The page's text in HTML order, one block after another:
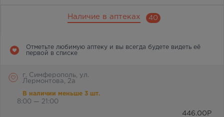
Наличие в аптеках 40
Отметьте любимую аптеку и вы всегда будете видеть её
первой в списке
г. Симферополь, ул.
Лермонтова, 2а
В наличии меньше 3 шт.
8:00 — 21:00
446.00 Р